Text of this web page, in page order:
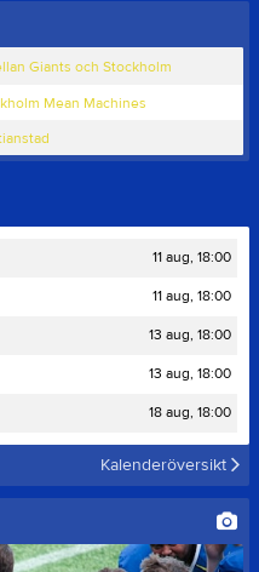
Giants och Stockholm
Mean Machines
11 aug, 18:00
11 aug, 18:00
13 aug, 18:00
13 aug, 18:00
18 aug, 18:00
Kalenderöversikt